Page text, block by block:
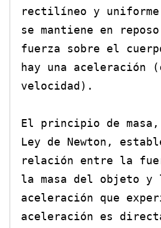
rectilíneo y
se mantiene en
fuerza sobre el
hay una aceleración
velocidad).
El principio de masa,
Ley de Newton,
relación entre la
la masa del objeto y
aceleración que
aceleración es